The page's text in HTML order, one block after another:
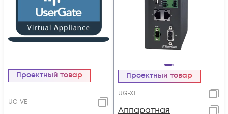
Проектный товар
UG-VE
Проектный товар
UG-X1
Аппаратная